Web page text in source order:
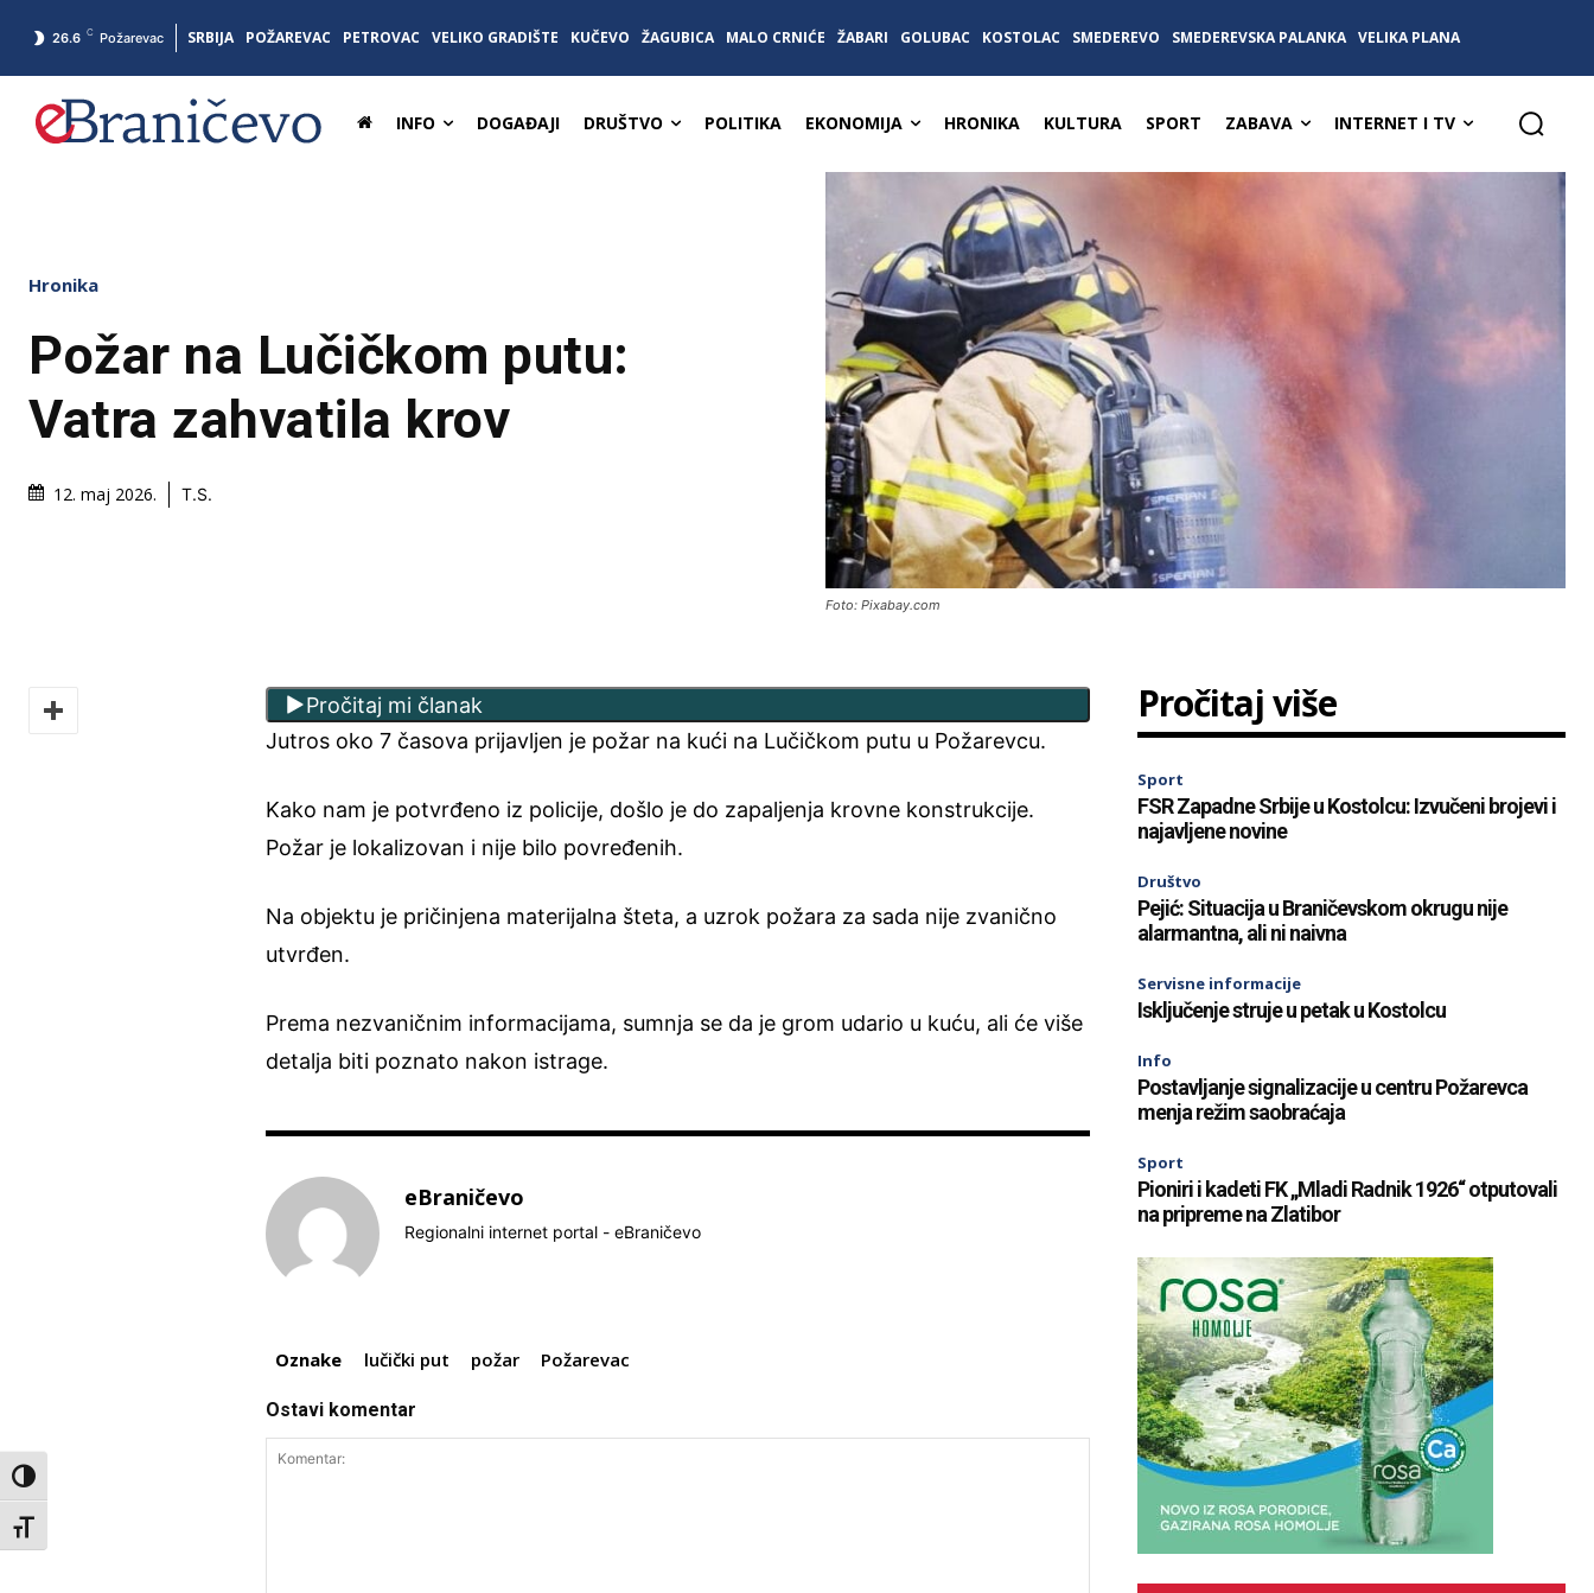
Toggle High Contrast
Toggle Font size
26.6 C Požarevac SRBIJA POŽAREVAC PETROVAC VELIKO GRADIŠTE KUČEVO ŽAGUBICA MALO CRNIĆE ŽABARI GOLUBAC KOSTOLAC SMEDEREVO SMEDEREVSKA PALANKA VELIKA PLANA
INFO DOGAĐAJI DRUŠTVO POLITIKA EKONOMIJA HRONIKA KULTURA SPORT ZABAVA INTERNET I TV
Hronika
Požar na Lučičkom putu:
Vatra zahvatila krov
12. maj 2026. T.S.
Foto: Pixabay.com
Pročitaj mi članak
Jutros oko 7 časova prijavljen je požar na kući na Lučičkom putu u Požarevcu.
Kako nam je potvrđeno iz policije, došlo je do zapaljenja krovne konstrukcije.
Požar je lokalizovan i nije bilo povređenih.
Na objektu je pričinjena materijalna šteta, a uzrok požara za sada nije zvanično
utvrđen.
Prema nezvaničnim informacijama, sumnja se da je grom udario u kuću, ali će više
detalja biti poznato nakon istrage.
eBraničevo
Regionalni internet portal - eBraničevo
Oznake lučički put požar Požarevac
Ostavi komentar
Pročitaj više
Sport
FSR Zapadne Srbije u Kostolcu: Izvučeni brojevi i
najavljene novine
Društvo
Pejić: Situacija u Braničevskom okrugu nije
alarmantna, ali ni naivna
Servisne informacije
Isključenje struje u petak u Kostolcu
Info
Postavljanje signalizacije u centru Požarevca
menja režim saobraćaja
Sport
Pioniri i kadeti FK „Mladi Radnik 1926“ otputovali
na pripreme na Zlatibor